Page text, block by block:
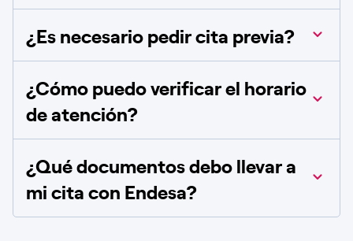
¿Es necesario pedir cita previa?
¿Cómo puedo verificar el horario
de atención?
¿Qué documentos debo llevar a
mi cita con Endesa?